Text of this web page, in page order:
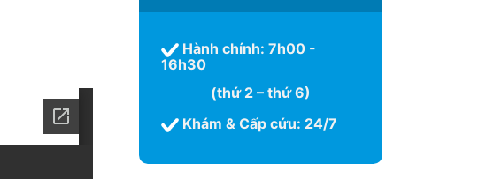
Hành chính: 7h00 -
16h30
(thứ 2 – thứ 6)
Khám & Cấp cứu: 24/7